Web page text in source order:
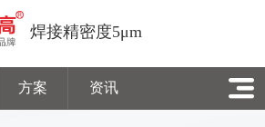
焊接精密度5μm
方案 资讯